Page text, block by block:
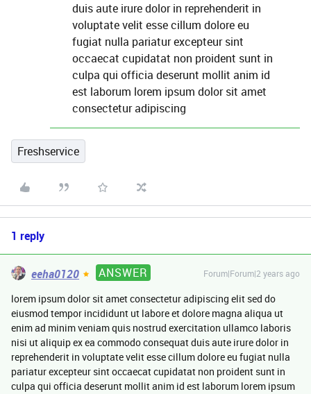
duis aute irure dolor in reprehenderit in
voluptate velit esse cillum dolore eu
fugiat nulla pariatur excepteur sint
occaecat cupidatat non proident sunt in
culpa qui officia deserunt mollit anim id
est laborum lorem ipsum dolor sit amet
consectetur adipiscing
Freshservice
1 reply
eeha0120 ANSWER Forum|Forum|2 years ago
lorem ipsum dolor sit amet consectetur adipiscing elit sed do
eiusmod tempor incididunt ut labore et dolore magna aliqua ut
enim ad minim veniam quis nostrud exercitation ullamco laboris
nisi ut aliquip ex ea commodo consequat duis aute irure dolor in
reprehenderit in voluptate velit esse cillum dolore eu fugiat nulla
pariatur excepteur sint occaecat cupidatat non proident sunt in
culpa qui officia deserunt mollit anim id est laborum lorem ipsum